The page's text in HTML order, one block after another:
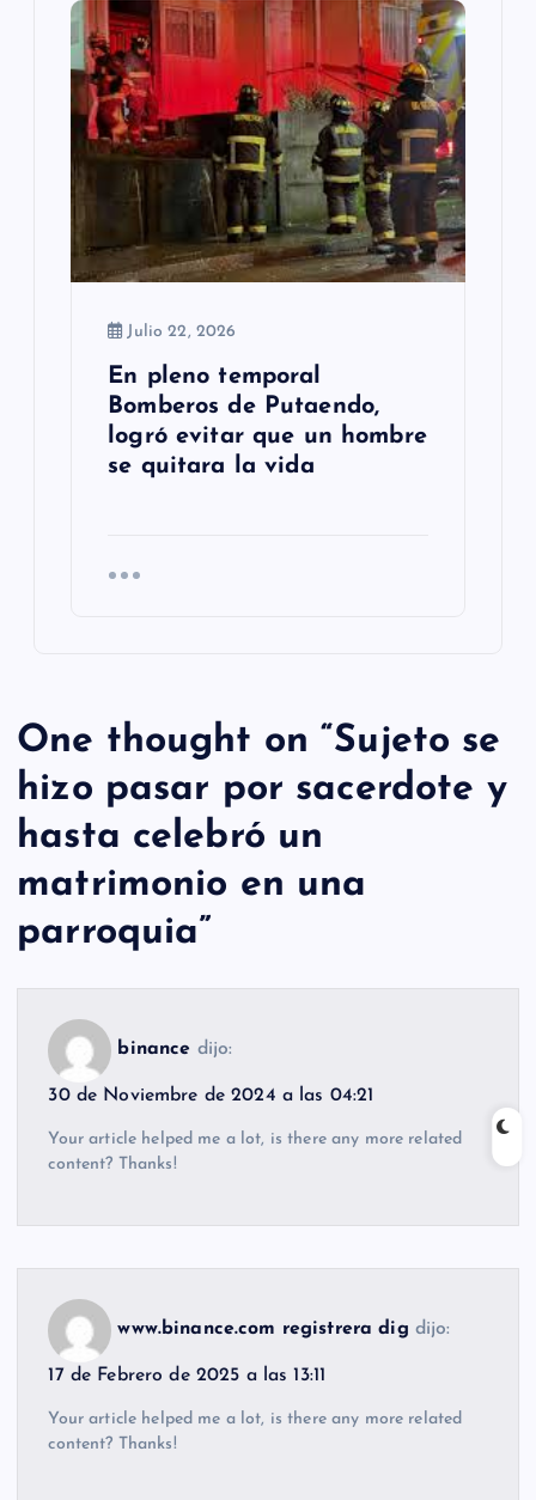
Julio 22, 2026
En pleno temporal
Bomberos de Putaendo,
logró evitar que un hombre
se quitara la vida
One thought on “Sujeto se
hizo pasar por sacerdote y
hasta celebró un
matrimonio en una
parroquia”
binance dijo:
30 de Noviembre de 2024 a las 04:21
Your article helped me a lot, is there any more related
content? Thanks!
www.binance.com registrera dig dijo:
17 de Febrero de 2025 a las 13:11
Your article helped me a lot, is there any more related
content? Thanks!